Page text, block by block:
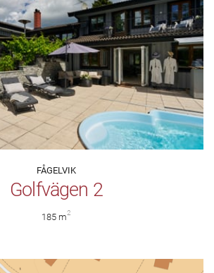
FÅGELVIK
Golfvägen 2
185 m2
mäklaren för visning